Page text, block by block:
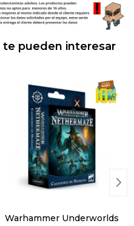
pueden interesar
Warhammer Underworlds